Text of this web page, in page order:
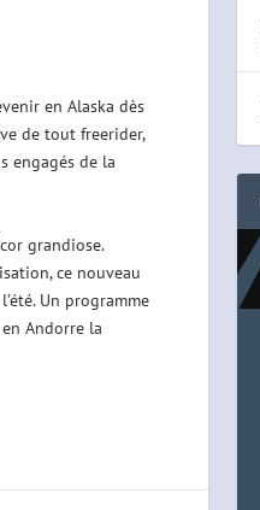
en Alaska dès
de tout freerider,
engagés de la
grandiose.
ce nouveau
Un programme
Andorre la